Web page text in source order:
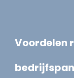
Voordelen